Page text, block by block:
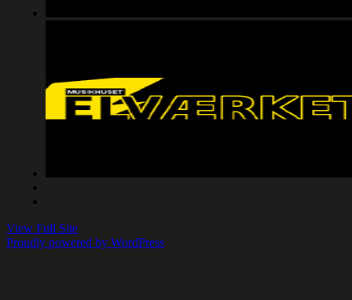
View Full Site
Proudly powered by WordPress